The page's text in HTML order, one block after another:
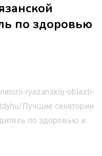
по здоровью
ryazanskoj-oblasti-
Лучшие санатории
по здоровью и